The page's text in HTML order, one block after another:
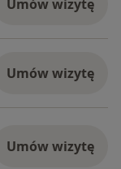
Umów wizytę
Umów wizytę
Umów wizytę